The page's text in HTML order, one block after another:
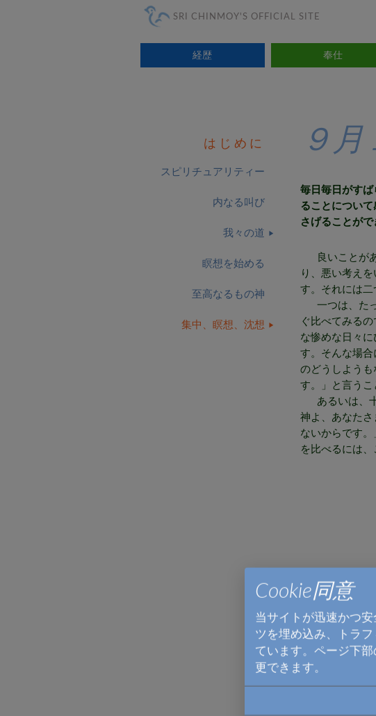
SRI CHINMOY'S OFFICIAL SITE
経歴 奉仕
はじめに
スピリチュアリティー
内なる叫び
我々の道
瞑想を始める
至高なるもの神
集中、瞑想、沈想
９
毎日毎日がす
ることについ
さげることが
良いことが
り、悪い考え
す。それには二
一つは、たっ
ぐ比べてみる
な惨めな日々
す。そんな場
のどうしよう
す。」と言うこ
あるいは、十
神よ、あなた
ないからです
を比べるには、

Cookie同意
当サイトが迅速かつ
ツを埋め込み、トラ
ています。ページ下
更できます。